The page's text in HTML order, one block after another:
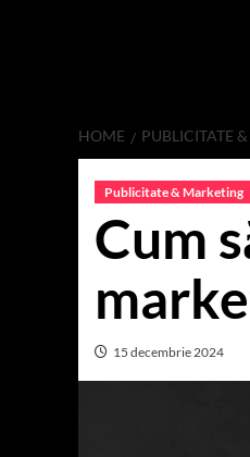
HOME PUBLICITATE
Publicitate & Marketing
Cum
15 decembrie 2024